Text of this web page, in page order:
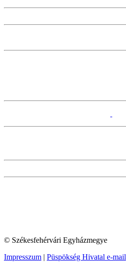
© Székesfehérvári Egyházmegye
Impresszum | Püspökség Hivatal e-mail